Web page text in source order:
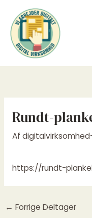
indholdet
Rundt-
Af
https://rundt-
← Forrige Deltager